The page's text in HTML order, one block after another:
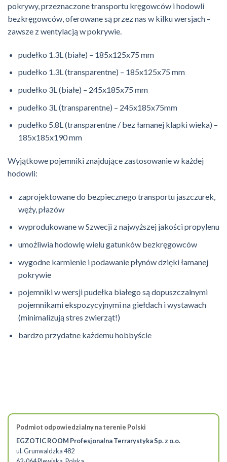
pokrywy, przeznaczone transportu kręgowców i hodowli
bezkręgowców, oferowane są przez nas w kilku wersjach –
zawsze z wentylacją w pokrywie.
pudełko 1.3L (białe) – 185x125x75 mm
pudełko 1.3L (transparentne) – 185x125x75 mm
pudełko 3L (białe) – 245x185x75 mm
pudełko 3L (transparentne) – 245x185x75mm
pudełko 5.8L (transparentne / bez łamanej klapki wieka) –
185x185x190 mm
Wyjątkowe pojemniki znajdujące zastosowanie w każdej
hodowli:
zaprojektowane do bezpiecznego transportu jaszczurek,
węży, płazów
wyprodukowane w Szwecji z najwyższej jakości propylenu
umożliwia hodowlę wielu gatunków bezkręgowców
wygodne karmienie i podawanie płynów dzięki łamanej
pokrywie
pojemniki w wersji pudełka białego są dopuszczalnymi
pojemnikami ekspozycyjnymi na giełdach i wystawach
(minimalizują stres zwierząt!)
bardzo przydatne każdemu hobbyście
Podmiot odpowiedzialny na terenie Polski
EGZOTIC ROOM Profesjonalna Terrarystyka Sp. z o.o.
ul. Grunwaldzka 482